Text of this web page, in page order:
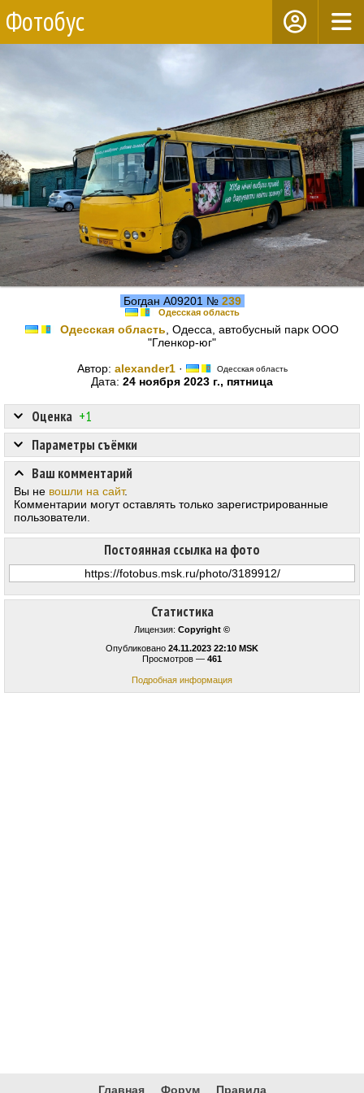
Фотобус
Богдан А09201 № 239
Одесская область
Одесская область , Одесса, автобусный парк ООО
"Гленкор-юг"
Автор: alexander1· Одесская область
Дата: 24 ноября 2023 г., пятница
Статистика
Лицензия: Copyright ©
Опубликовано 24.11.2023 22:10 MSK
Просмотров — 461
Подробная информация
Оценка +1
Постоянная ссылка на фото
Параметры съёмки
Ваш комментарий
Вы не вошли на сайт.
Комментарии могут оставлять только зарегистрированные
пользователи.
Главная Форум Правила